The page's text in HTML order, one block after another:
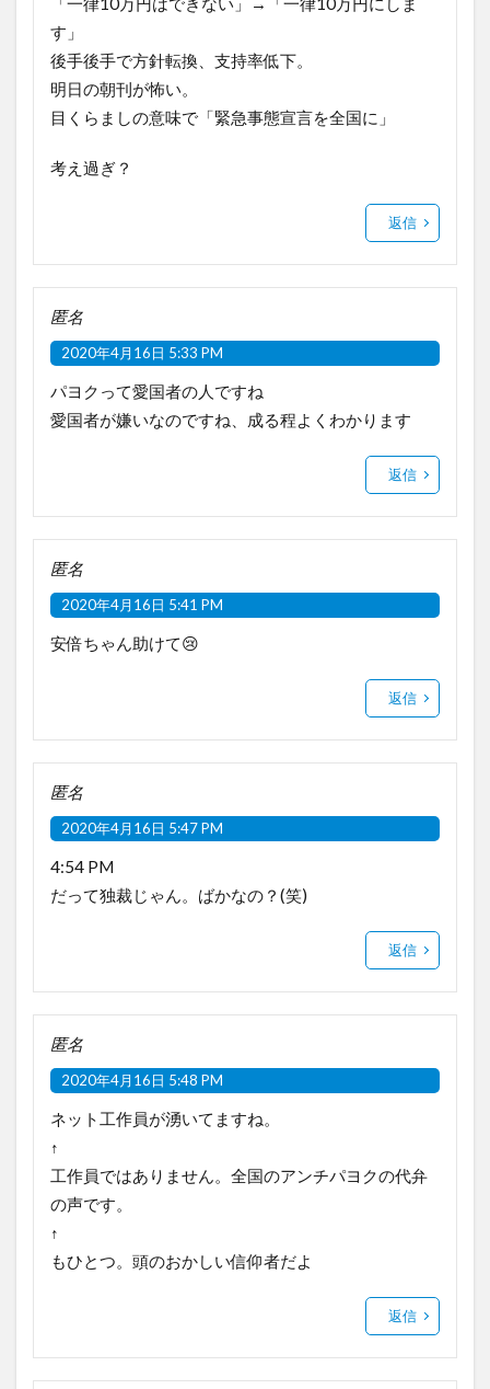
す」
後手後手で方針転換、支持率低下。
明日の朝刊が怖い。
目くらましの意味で「緊急事態宣言を全国に」
考え過ぎ？
返信
匿名
2020年4月16日 5:33 PM
パヨクって愛国者の人ですね
愛国者が嫌いなのですね、成る程よくわかります
返信
匿名
2020年4月16日 5:41 PM
安倍ちゃん助けて😢
返信
匿名
2020年4月16日 5:47 PM
4:54 PM
だって独裁じゃん。ばかなの？(笑)
返信
匿名
2020年4月16日 5:48 PM
ネット工作員が湧いてますね。
↑
工作員ではありません。全国のアンチパヨクの代弁
の声です。
↑
もひとつ。頭のおかしい信仰者だよ
返信